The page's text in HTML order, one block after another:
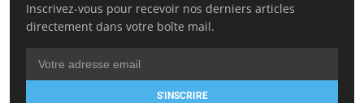
Inscrivez-vous pour recevoir nos derniers articles
directement dans votre boîte mail.
S'INSCRIRE